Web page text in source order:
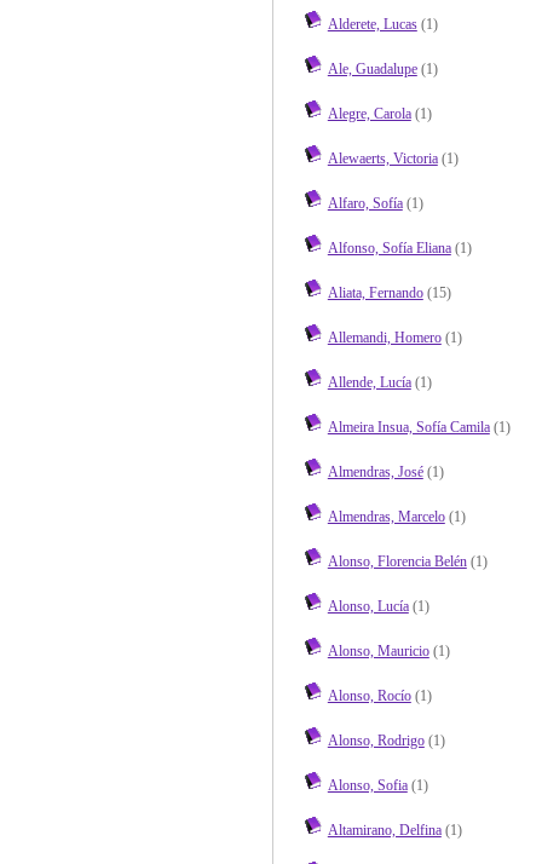
Alderete, Lucas(1)
Ale, Guadalupe(1)
Alegre, Carola(1)
Alewaerts, Victoria(1)
Alfaro, Sofía(1)
Alfonso, Sofía Eliana(1)
Aliata, Fernando(15)
Allemandi, Homero(1)
Allende, Lucía(1)
Almeira Insua, Sofía Camila(1)
Almendras, José(1)
Almendras, Marcelo(1)
Alonso, Florencia Belén(1)
Alonso, Lucía(1)
Alonso, Mauricio(1)
Alonso, Rocío(1)
Alonso, Rodrigo(1)
Alonso, Sofia(1)
Altamirano, Delfina(1)